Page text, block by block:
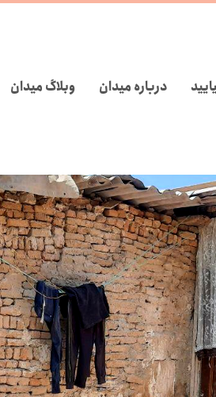
درباره میدان وبلاگ میدان